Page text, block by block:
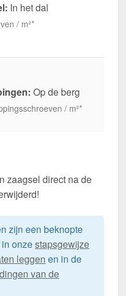
In het dal
/ m²*
Op de berg
/ m²*
zaagsel direct na de
zijn een beknopte
onzestapsgewijze
leggen en in de
van de